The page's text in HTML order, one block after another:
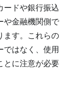
ードや銀行振込
や金融機関側で
ます。これらの
ではなく、使用
とに注意が必要